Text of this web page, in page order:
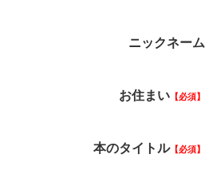
ニックネーム
お住まい 必須
本のタイトル 必須